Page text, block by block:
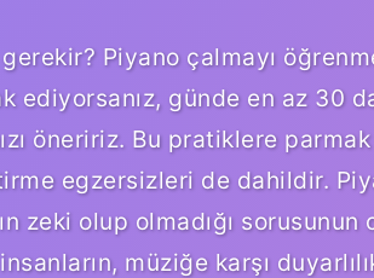
Piyano çalmayı
ediyorsanız, günde en az 30
öneririz. Bu pratiklere
egzersizleri de dahildir.
zeki olup olmadığı sorusunun
müziğe karşı